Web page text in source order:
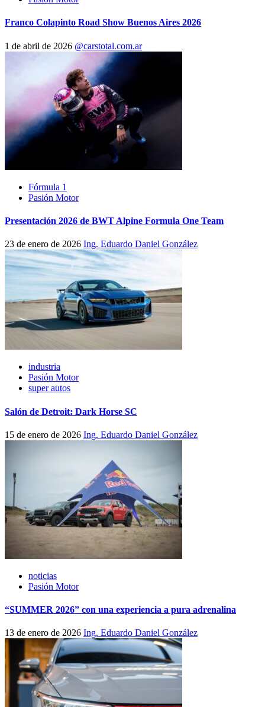
Franco Colapinto Road Show Buenos Aires 2026
1 de abril de 2026 @carstotal.com.ar
Fórmula 1
Pasión Motor
Presentación 2026 de BWT Alpine Formula One Team
23 de enero de 2026 Ing. Eduardo Daniel González
industria
Pasión Motor
super autos
Salón de Detroit: Dark Horse SC
15 de enero de 2026 Ing. Eduardo Daniel González
noticias
Pasión Motor
“SUMMER 2026” con una experiencia a pura adrenalina
13 de enero de 2026 Ing. Eduardo Daniel González